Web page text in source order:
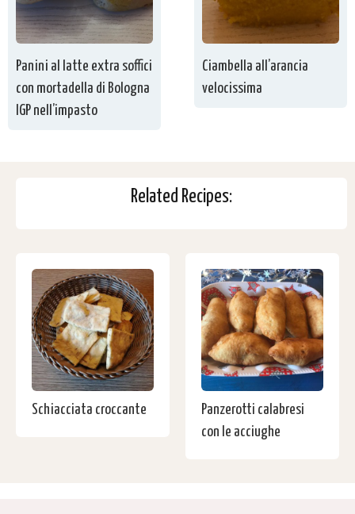
Panini al latte extra soffici
con mortadella di Bologna
IGP nell’impasto
Ciambella all’arancia
velocissima
Related Recipes:
Schiacciata croccante
Panzerotti calabresi
con le acciughe